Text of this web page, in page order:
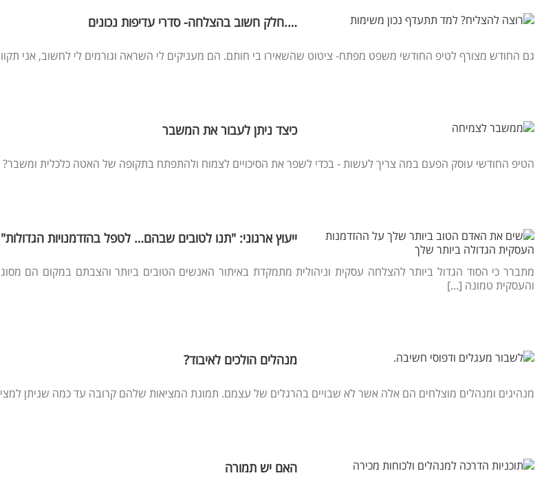
….חלק חשוב בהצלחה- סדרי עדיפות נכונים
גם החודש מצורף לטיפ החודשי משפט מפתח- ציטוט שהשאירו בי חותם. הם מעניקים לי השראה וגורמים לי לחשוב, אני
כיצד ניתן לעבור את המשבר
הטיפ החודשי עוסק הפעם במה צריך לעשות - בכדי לשפר את הסיכויים לצמוח ולהתפתח בתקופה של האטה כלכלית
ייעוץ ארגוני: "תנו לטובים שבהם… לטפל בהזדמנויות הגדולות"
מתברר כי הסוד הגדול ביותר להצלחה עסקית וניהולית מתמקדת באיתור האנשים הטובים ביותר והצבתם במקום הם
והעסקית טמונה [...]
מנהלים הולכים לאיבוד?
מנהיגים ומנהלים מוצלחים הם אלה אשר לא שבויים בהרגלים של עצמם. תמונת המציאות שלהם קרובה עד כמה שניתן
האם יש תמורה